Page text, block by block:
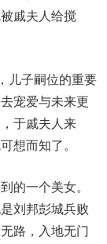
戚夫人给搅
儿子嗣位的重要
宠爱与未来更
于戚夫人来
想而知了。
的一个美女。
刘邦彭城兵败
路，入地无门